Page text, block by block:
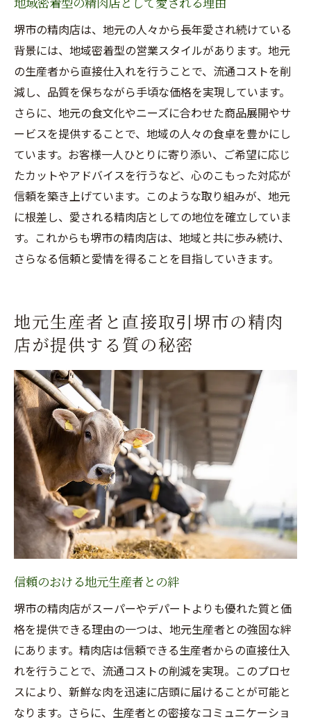
堺市の精肉店は、地元の人々から長年愛され続けている
背景には、地域密着型の営業スタイルがあります。地元
の生産者から直接仕入れを行うことで、流通コストを削
減し、品質を保ちながら手頃な価格を実現しています。
さらに、地元の食文化やニーズに合わせた商品展開やサ
ービスを提供することで、地域の人々の食卓を豊かにし
ています。お客様一人ひとりに寄り添い、ご希望に応じ
たカットやアドバイスを行うなど、心のこもった対応が
信頼を築き上げています。このような取り組みが、地元
に根差し、愛される精肉店としての地位を確立していま
す。これからも堺市の精肉店は、地域と共に歩み続け、
さらなる信頼と愛情を得ることを目指していきます。
地元生産者と直接取引堺市の精肉
店が提供する質の秘密
信頼のおける地元生産者との絆
堺市の精肉店がスーパーやデパートよりも優れた質と価
格を提供できる理由の一つは、地元生産者との強固な絆
にあります。精肉店は信頼できる生産者からの直接仕入
れを行うことで、流通コストの削減を実現。このプロセ
スにより、新鮮な肉を迅速に店頭に届けることが可能と
なります。さらに、生産者との密接なコミュニケーショ